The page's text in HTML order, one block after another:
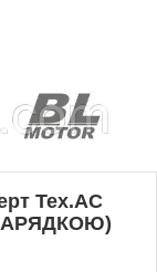
Tex.AC